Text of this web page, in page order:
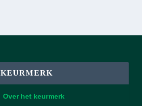
KEURMERK
Over het keurmerk